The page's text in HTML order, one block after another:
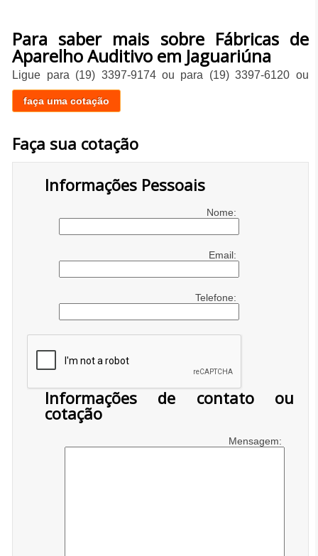
Para saber mais sobre Fábricas de
Aparelho Auditivo em Jaguariúna
Ligue para (19) 3397-9174ou para (19) 3397-6120 ou
faça uma cotação
Faça sua cotação
Informações Pessoais
Nome:
Email:
Telefone:
Informações de contato ou
cotação
Mensagem: